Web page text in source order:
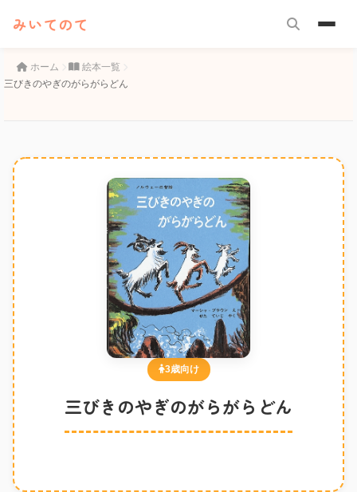
みいてのて
ホーム
絵本一覧
三びきのやぎのがらがらどん
3歳向け
三びきのやぎのがらがらどん